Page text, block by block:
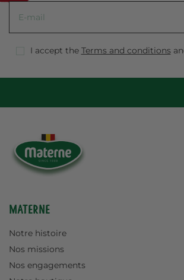
I accept the Terms and conditions
Materne
Notre histoire
Nos missions
Nos engagements